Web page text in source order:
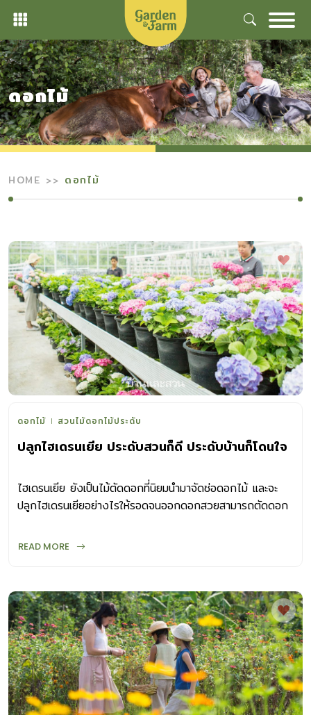
Skip
content
ดอกไม้
HOME ดอกไม้
ดอกไม้ สวนไม้ดอกไม้ประดับ
ปลูกไฮเดรนเยีย ประดับสวนก็ดี ประดับบ้านก็โดนใจ
ไฮเดรนเยีย ยังเป็นไม้ตัดดอกที่นิยมนำมาจัดช่อดอกไม้ และจะ
ปลูกไฮเดรนเยียอย่างไรให้รอดจนออกดอกสวยสามารถตัดดอก
READ MORE